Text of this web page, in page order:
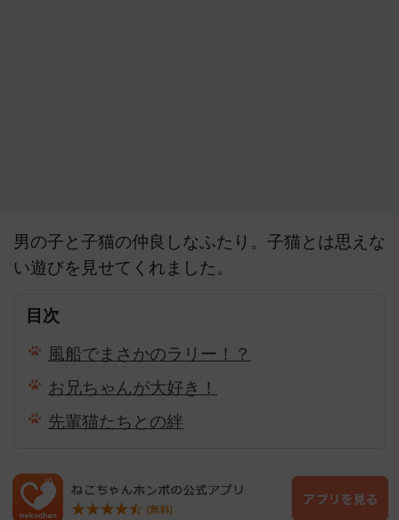
男の子と子猫の仲良しなふたり。子猫とは思えな
い遊びを見せてくれました。
目次
風船でまさかのラリー！？
お兄ちゃんが大好き！
先輩猫たちとの絆